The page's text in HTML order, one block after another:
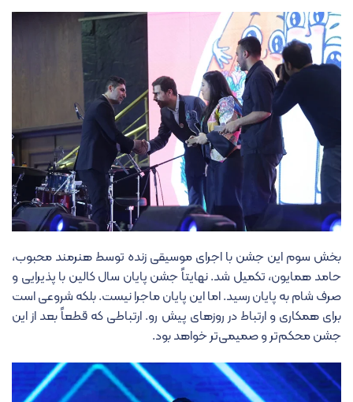
بخش سوم این جشن با اجرای موسیقی زنده توسط هنرمند محبوب،
حامد همایون، تکمیل شد. نهایتاً جشن پایان سال کالین با پذیرایی و
صرف شام به پایان رسید. اما این پایان ماجرا نیست. بلکه شروعی است
برای همکاری و ارتباط در روزهای پیش رو. ارتباطی که قطعاً بعد از این
جشن محکم‌تر و صمیمی‌تر خواهد بود.